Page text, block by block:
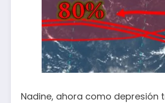
Nadine, ahora como depresión